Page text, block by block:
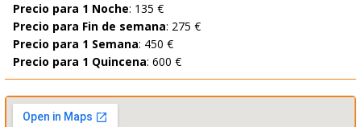
Precio para 1 Noche: 135 €
Precio para Fin de semana: 275 €
Precio para 1 Semana: 450 €
Precio para 1 Quincena: 600 €